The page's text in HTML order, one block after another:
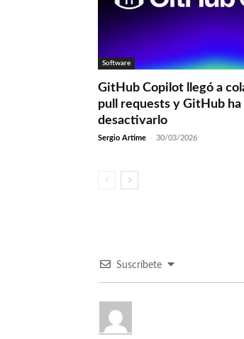
Software
GitHub Copilot llegó a
pull requests y GitHub
desactivarlo
Sergio Artime - 30/03/2026
Suscríbete